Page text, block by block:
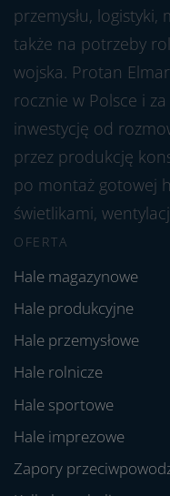
przemysłu,
także na potrzeby
wojska. Protan
rocznie w Polsce i
inwestycję od
przez produkcję
po montaż gotowej
świetlikami,
OFERTA
Hale magazynowe
Hale produkcyjne
Hale przemysłowe
Hale rolnicze
Hale sportowe
Hale imprezowe
Zapory